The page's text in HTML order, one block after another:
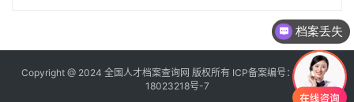
Copyright @ 2024 全国人才档案查询网 版权所有 ICP备案编号：
京ICP备
18023218号-7
档案丢失